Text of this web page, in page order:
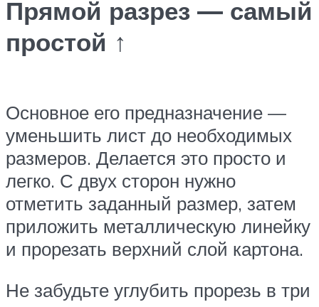
Прямой разрез — самый
простой ↑
Основное его предназначение —
уменьшить лист до необходимых
размеров. Делается это просто и
легко. С двух сторон нужно
отметить заданный размер, затем
приложить металлическую линейку
и прорезать верхний слой картона.
Не забудьте углубить прорезь в три